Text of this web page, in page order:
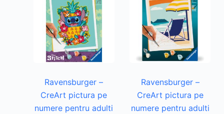
Ravensburger –
CreArt pictura pe
numere pentru adulti
Ravensburger –
CreArt pictura pe
numere pentru adulti